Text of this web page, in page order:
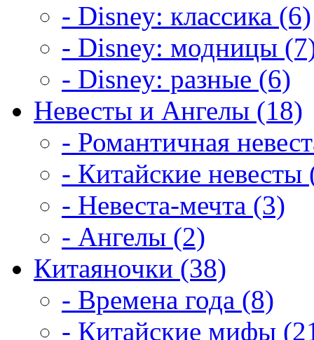
- Disney: классика (6)
- Disney: модницы
- Disney: разные (6)
Невесты и Ангелы (18)
- Романтичная
- Китайские невесты
- Невеста-мечта (3)
- Ангелы (2)
Китаяночки (38)
- Времена года (8)
- Китайские мифы